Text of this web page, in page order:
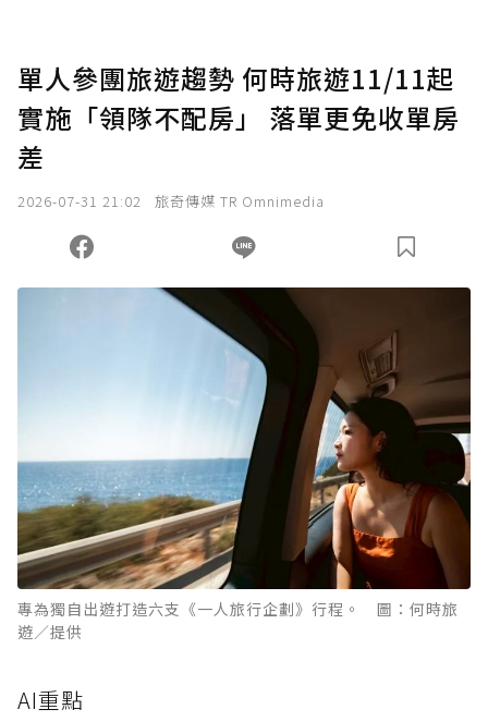
單人參團旅遊趨勢 何時旅遊11/11起
實施「領隊不配房」 落單更免收單房
差
2026-07-31 21:02 旅奇傳媒 TR Omnimedia
專為獨自出遊打造六支《一人旅行企劃》行程。 圖：何時旅
遊／提供
AI重點